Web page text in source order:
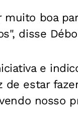
muito boa
disse
e
estar
nosso